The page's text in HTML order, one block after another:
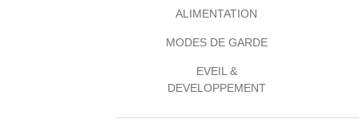
ALIMENTATION
MODES DE GARDE
EVEIL &
DEVELOPPEMENT